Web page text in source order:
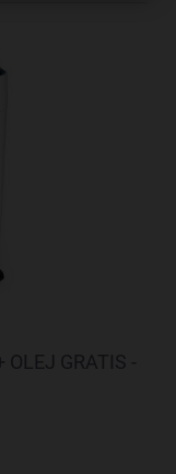
GRATIS -